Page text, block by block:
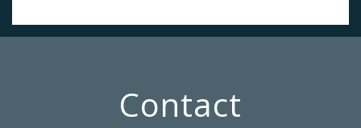
Contact